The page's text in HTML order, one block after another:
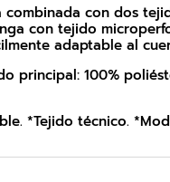
combinada con dos
con tejido
adaptable al
principal: 100%
*Tejido técnico.